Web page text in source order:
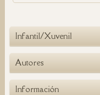
Infantil/Xuvenil
Autores
Información